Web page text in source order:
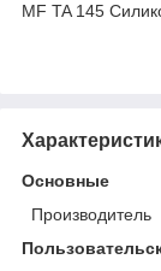
MF TA 145
Основные
Производитель